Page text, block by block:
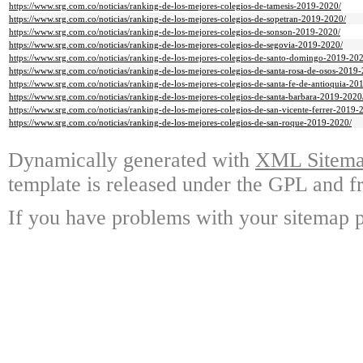
https://www.srg.com.co/noticias/ranking-de-los-mejores-colegios-de-tamesis-2019-2020/
https://www.srg.com.co/noticias/ranking-de-los-mejores-colegios-de-sopetran-2019-2020/
https://www.srg.com.co/noticias/ranking-de-los-mejores-colegios-de-sonson-2019-2020/
https://www.srg.com.co/noticias/ranking-de-los-mejores-colegios-de-segovia-2019-2020/
https://www.srg.com.co/noticias/ranking-de-los-mejores-colegios-de-santo-domingo-2019-
https://www.srg.com.co/noticias/ranking-de-los-mejores-colegios-de-santa-rosa-de-osos-
https://www.srg.com.co/noticias/ranking-de-los-mejores-colegios-de-santa-fe-de-antioquia-
https://www.srg.com.co/noticias/ranking-de-los-mejores-colegios-de-santa-barbara-2019-
https://www.srg.com.co/noticias/ranking-de-los-mejores-colegios-de-san-vicente-ferrer-2019-
https://www.srg.com.co/noticias/ranking-de-los-mejores-colegios-de-san-roque-2019-2020/
Dynamically generated with XML
template is released under the GPL and
If you have problems with your sitemap